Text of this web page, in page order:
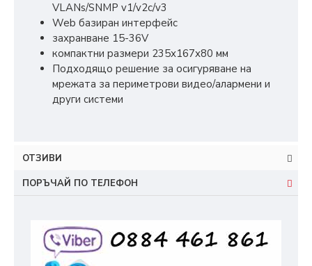
VLANs/SNMP v1/v2c/v3
Web базиран интерфейс
захранване 15-36V
компактни размери 235х167х80 мм
Подходящо решение за осигуряване на
мрежата за периметрови видео/алармени и
други системи
ОТЗИВИ
ПОРЪЧАЙ ПО ТЕЛЕФОН